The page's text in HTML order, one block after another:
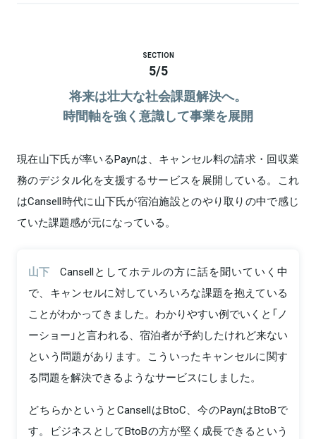
SECTION
5/5
将来は壮大な社会課題解決へ。
時間軸を強く意識して事業を展開
現在山下氏が率いるPaynは、キャンセル料の請求・回収業
務のデジタル化を支援するサービスを展開している。これ
はCansell時代に山下氏が宿泊施設とのやり取りの中で感じ
ていた課題感が元になっている。
山下
Cansellとしてホテルの方に話を聞いていく中
で、キャンセルに対していろいろな課題を抱えている
ことがわかってきました。わかりやすい例でいくと「ノ
ーショー」と言われる、宿泊者が予約したけれど来ない
という問題があります。こういったキャンセルに関す
る問題を解決できるようなサービスにしました。
どちらかというとCansellはBtoC、今のPaynはBtoBで
す。ビジネスとしてBtoBの方が堅く成長できるという